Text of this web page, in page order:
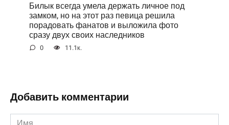
Билык всегда умела держать личное под
замком, но на этот раз певица решила
порадовать фанатов и выложила фото
сразу двух своих наследников
0 11.1к.
Добавить комментарии
Имя